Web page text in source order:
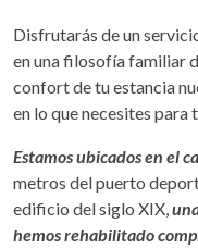
Disfrutarás de un
en una filosofía familiar
confort de tu estancia
en lo que necesites para
Estamos ubicados en el
metros del puerto
edificio del siglo XIX,
hemos rehabilitado